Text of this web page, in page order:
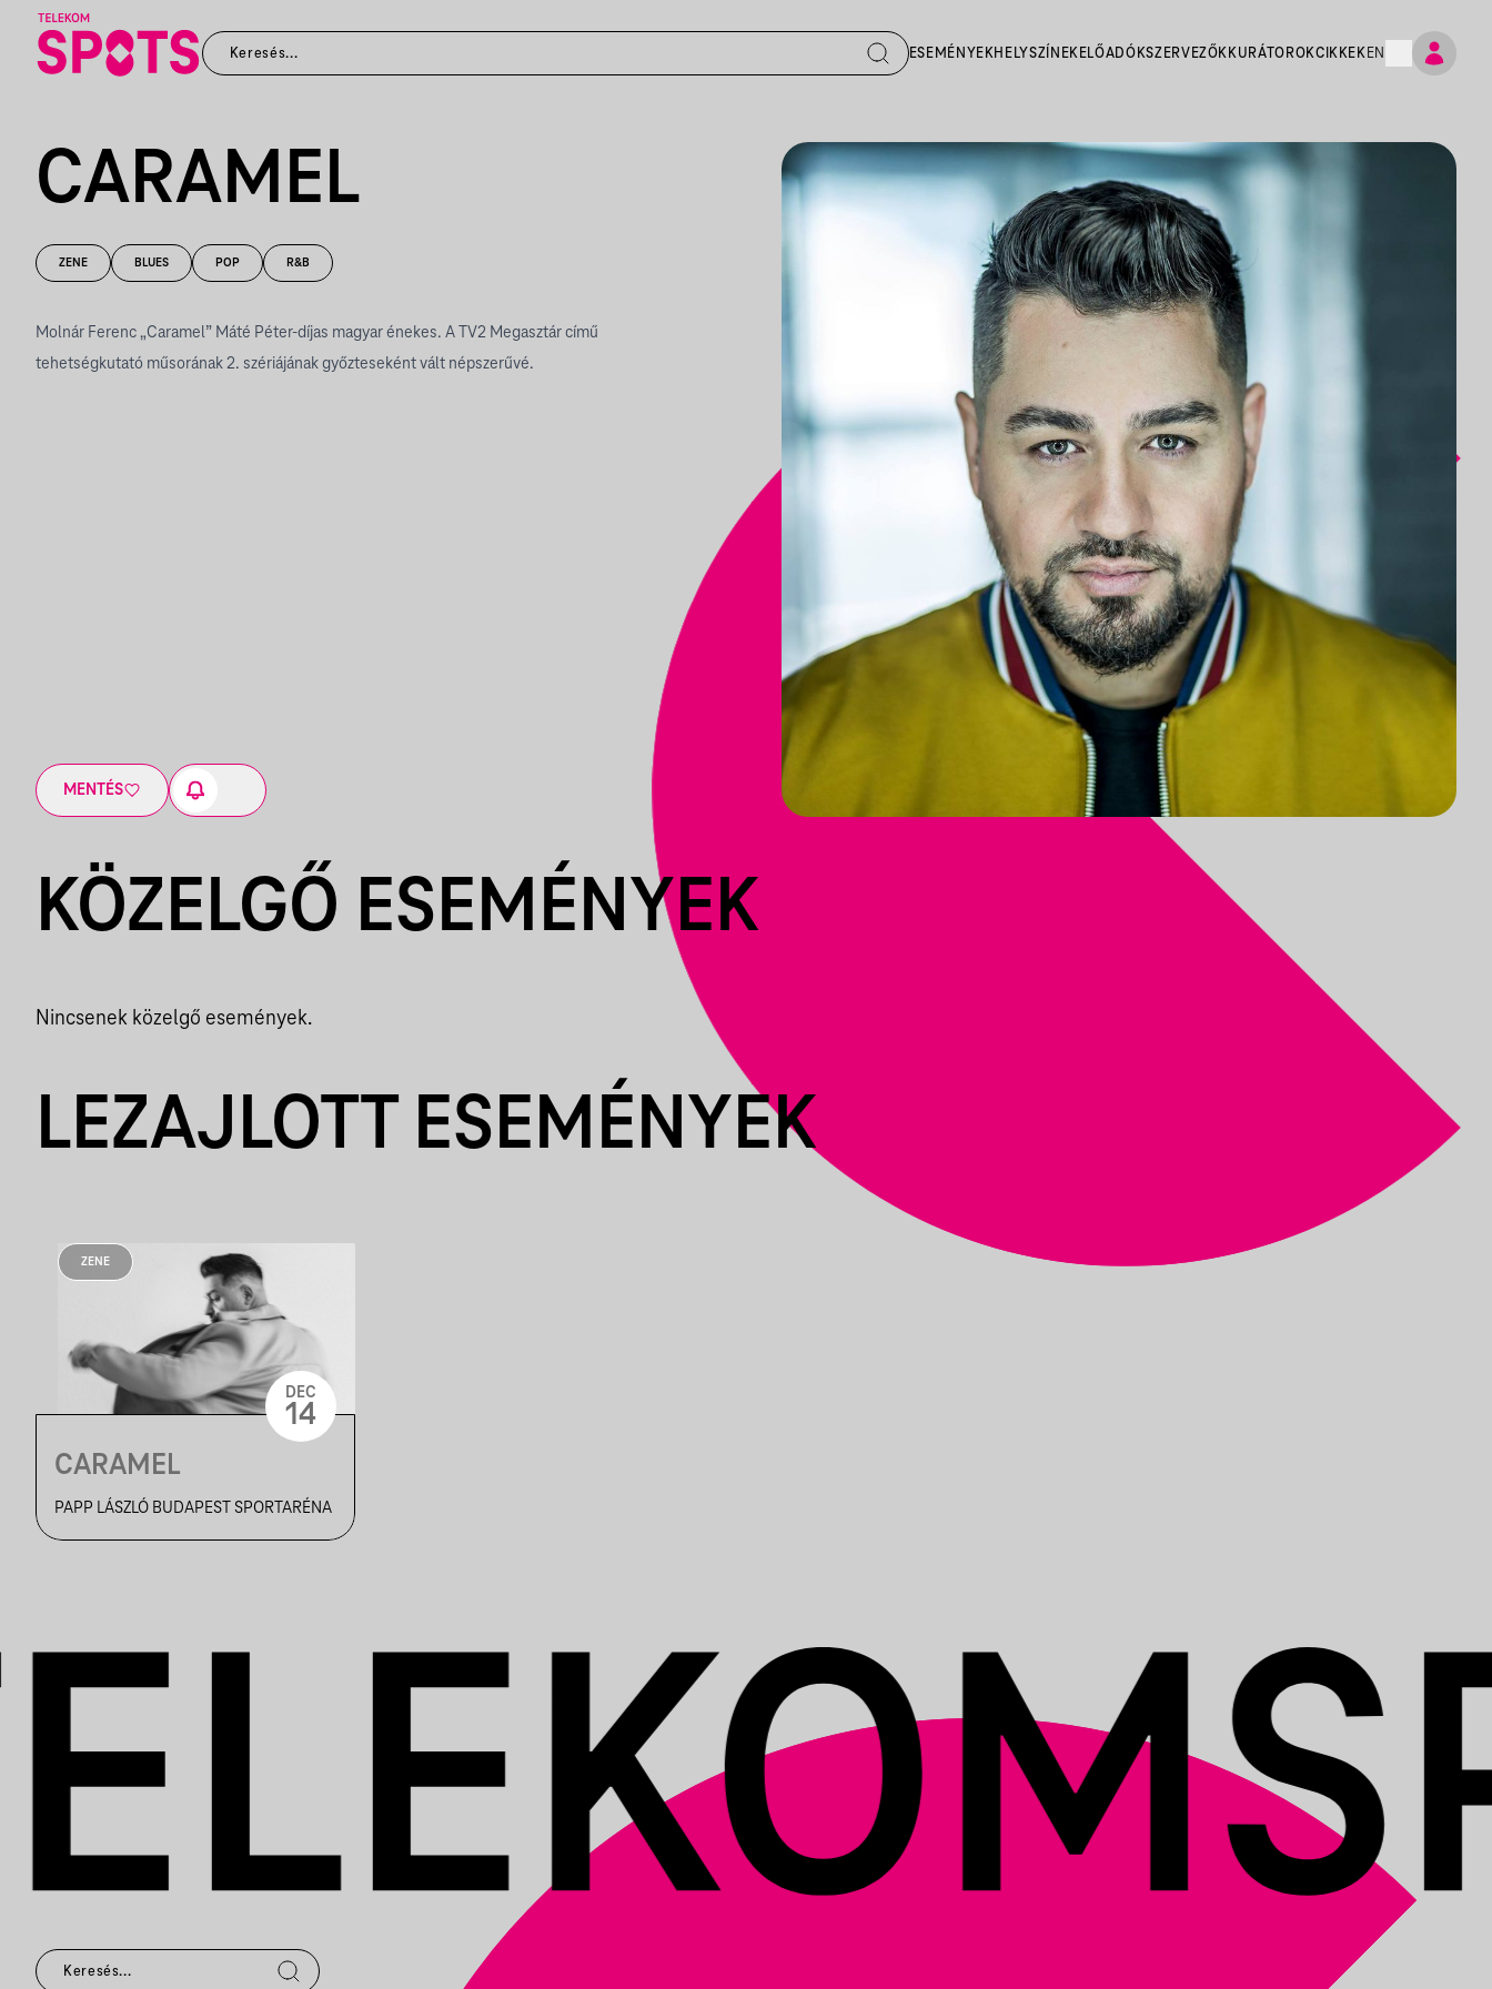
ESEMÉNYEKHELYSZÍNEK ELŐADÓKSZERVEZŐK KURÁTOROKCIKKEK EN
CARAMEL
ZENE BLUES POP R&B
Molnár Ferenc „Caramel” Máté Péter-díjas magyar énekes. A TV2 Megasztár című
tehetségkutató műsorának 2. szériájának győzteseként vált népszerűvé.
MENTÉS
KÖZELGŐ ESEMÉNYEK
Nincsenek közelgő események.
LEZAJLOTT ESEMÉNYEK
ZENE
CARAMEL
PAPP LÁSZLÓ BUDAPEST SPORTARÉNA
DEC
14